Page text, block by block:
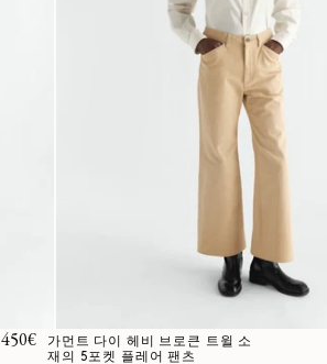
정가
450€
가먼트 다이 헤비 브로큰 트윌 소
재의 5포켓 플레어 팬츠